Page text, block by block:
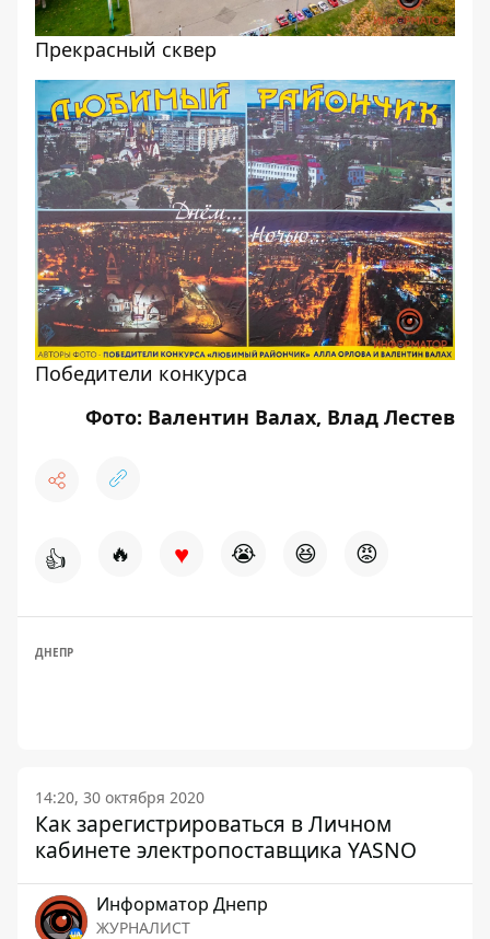
Прекрасный сквер
Победители конкурса
Фото: Валентин Валах, Влад Лестев
👍 🔥 ♥ 😭 😆 😡
ДНЕПР
14:20, 30 октября 2020
Как зарегистрироваться в Личном
кабинете электропоставщика YASNO
Информатор Днепр
ЖУРНАЛИСТ